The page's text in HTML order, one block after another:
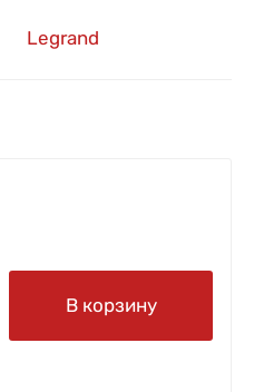
Legrand
В корзину